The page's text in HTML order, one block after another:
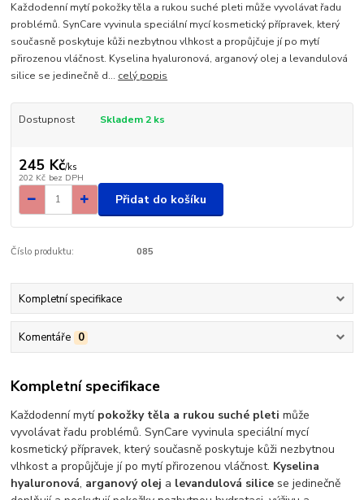
Každodenní mytí pokožky těla a rukou suché pleti může vyvolávat řadu
problémů. SynCare vyvinula speciální mycí kosmetický přípravek, který
současně poskytuje kůži nezbytnou vlhkost a propůjčuje jí po mytí
přirozenou vláčnost. Kyselina hyaluronová, arganový olej a levandulová
silice se jedinečně d... celý popis
Dostupnost Skladem 2 ks
245 Kč/ks
202 Kč bez DPH
Přidat do košíku
Číslo produktu: 085
Kompletní specifikace
Komentáře 0
Kompletní specifikace
Každodenní mytí pokožky těla a rukou suché pleti může
vyvolávat řadu problémů. SynCare vyvinula speciální mycí
kosmetický přípravek, který současně poskytuje kůži nezbytnou
vlhkost a propůjčuje jí po mytí přirozenou vláčnost. Kyselina
hyaluronová, arganový olej a levandulová silice se jedinečně